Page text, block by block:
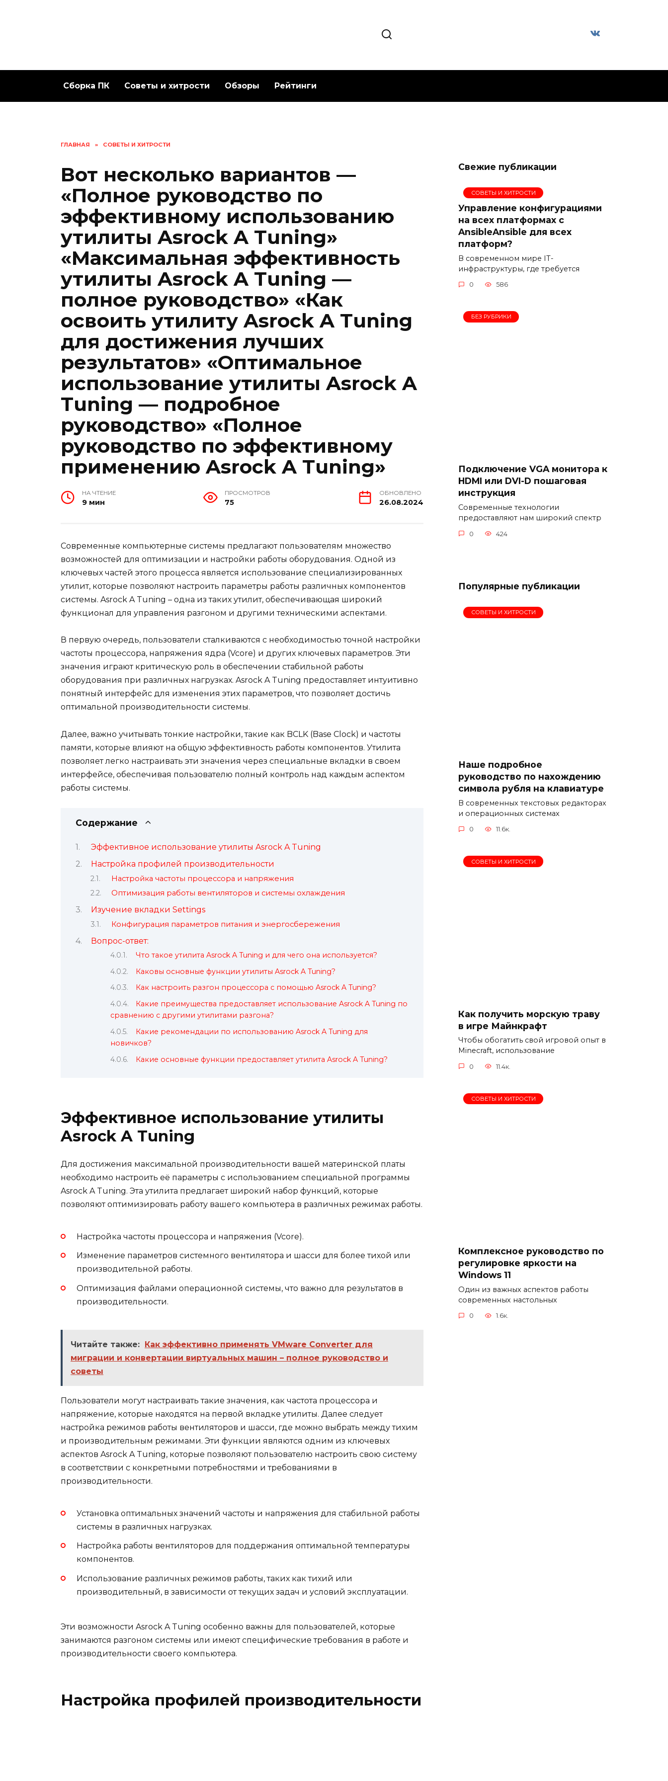
Сборка ПК Советы и хитрости Обзоры Рейтинги
ГЛАВНАЯ » СОВЕТЫ И ХИТРОСТИ
Вот несколько вариантов —
«Полное руководство по
эффективному использованию
утилиты Asrock A Tuning»
«Максимальная эффективность
утилиты Asrock A Tuning —
полное руководство» «Как
освоить утилиту Asrock A Tuning
для достижения лучших
результатов» «Оптимальное
использование утилиты Asrock A
Tuning — подробное
руководство» «Полное
руководство по эффективному
применению Asrock A Tuning»
НА ЧТЕНИЕ
9 мин
ПРОСМОТРОВ
75
ОБНОВЛЕНО
26.08.2024
Современные компьютерные системы предлагают пользователям множество
возможностей для оптимизации и настройки работы оборудования. Одной из
ключевых частей этого процесса является использование специализированных
утилит, которые позволяют настроить параметры работы различных компонентов
системы. Asrock A Tuning – одна из таких утилит, обеспечивающая широкий
функционал для управления разгоном и другими техническими аспектами.
В первую очередь, пользователи сталкиваются с необходимостью точной настройки
частоты процессора, напряжения ядра (Vcore) и других ключевых параметров. Эти
значения играют критическую роль в обеспечении стабильной работы
оборудования при различных нагрузках. Asrock A Tuning предоставляет интуитивно
понятный интерфейс для изменения этих параметров, что позволяет достичь
оптимальной производительности системы.
Далее, важно учитывать тонкие настройки, такие как BCLK (Base Clock) и частоты
памяти, которые влияют на общую эффективность работы компонентов. Утилита
позволяет легко настраивать эти значения через специальные вкладки в своем
интерфейсе, обеспечивая пользователю полный контроль над каждым аспектом
работы системы.
Содержание
Эффективное использование утилиты Asrock A Tuning
Настройка профилей производительности
Настройка частоты процессора и напряжения
Оптимизация работы вентиляторов и системы охлаждения
Изучение вкладки Settings
Конфигурация параметров питания и энергосбережения
Вопрос-ответ:
Что такое утилита Asrock A Tuning и для чего она используется?
Каковы основные функции утилиты Asrock A Tuning?
Как настроить разгон процессора с помощью Asrock A Tuning?
Какие преимущества предоставляет использование Asrock A Tuning по
сравнению с другими утилитами разгона?
Какие рекомендации по использованию Asrock A Tuning для
новичков?
Какие основные функции предоставляет утилита Asrock A Tuning?
Эффективное использование утилиты
Asrock A Tuning
Для достижения максимальной производительности вашей материнской платы
необходимо настроить её параметры с использованием специальной программы
Asrock A Tuning. Эта утилита предлагает широкий набор функций, которые
позволяют оптимизировать работу вашего компьютера в различных режимах работы.
Настройка частоты процессора и напряжения (Vcore).
Изменение параметров системного вентилятора и шасси для более тихой или
производительной работы.
Оптимизация файлами операционной системы, что важно для результатов в
производительности.
Читайте также: Как эффективно применять VMware Converter для
миграции и конвертации виртуальных машин – полное руководство и
советы
Пользователи могут настраивать такие значения, как частота процессора и
напряжение, которые находятся на первой вкладке утилиты. Далее следует
настройка режимов работы вентиляторов и шасси, где можно выбрать между тихим
и производительным режимами. Эти функции являются одним из ключевых
аспектов Asrock A Tuning, которые позволяют пользователю настроить свою систему
в соответствии с конкретными потребностями и требованиями в
производительности.
Установка оптимальных значений частоты и напряжения для стабильной работы
системы в различных нагрузках.
Настройка работы вентиляторов для поддержания оптимальной температуры
компонентов.
Использование различных режимов работы, таких как тихий или
производительный, в зависимости от текущих задач и условий эксплуатации.
Эти возможности Asrock A Tuning особенно важны для пользователей, которые
занимаются разгоном системы или имеют специфические требования в работе и
производительности своего компьютера.
Настройка профилей производительности
Свежие публикации
СОВЕТЫ И ХИТРОСТИ
Управление конфигурациями
на всех платформах с
AnsibleAnsible для всех
платформ?
В современном мире IT-
инфраструктуры, где требуется
0 586
БЕЗ РУБРИКИ
Подключение VGA монитора к
HDMI или DVI-D пошаговая
инструкция
Современные технологии
предоставляют нам широкий спектр
0 424
Популярные публикации
СОВЕТЫ И ХИТРОСТИ
Наше подробное
руководство по нахождению
символа рубля на клавиатуре
В современных текстовых редакторах
и операционных системах
0 11.6к.
СОВЕТЫ И ХИТРОСТИ
Как получить морскую траву
в игре Майнкрафт
Чтобы обогатить свой игровой опыт в
Minecraft, использование
0 11.4к.
СОВЕТЫ И ХИТРОСТИ
Комплексное руководство по
регулировке яркости на
Windows 11
Один из важных аспектов работы
современных настольных
0 1.6к.